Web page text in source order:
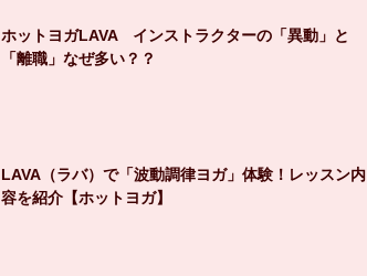
ホットヨガLAVA インストラクターの「異動」と
「離職」なぜ多い？？
LAVA（ラバ）で「波動調律ヨガ」体験！レッスン内
容を紹介【ホットヨガ】